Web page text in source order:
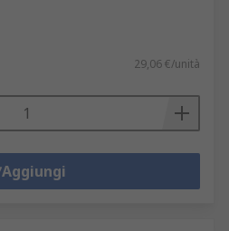
29,06 €/unità
Aggiungi